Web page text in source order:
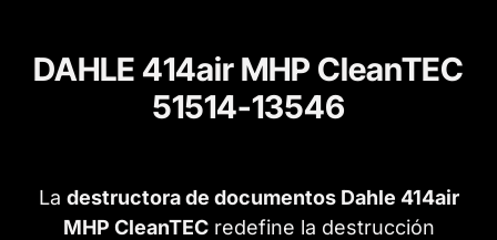
DAHLE 414air MHP CleanTEC
51514-13546
La destructora de documentos Dahle 414air
MHP CleanTECredefine la destrucción